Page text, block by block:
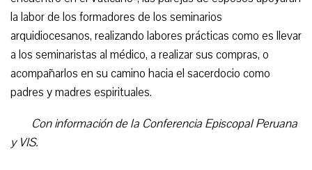
la labor de los formadores de los seminarios
arquidiocesanos, realizando labores prácticas como es llevar
a los seminaristas al médico, a realizar sus compras, o
acompañarlos en su camino hacia el sacerdocio como
padres y madres espirituales.
Con información de la Conferencia Episcopal Peruana
y VIS.